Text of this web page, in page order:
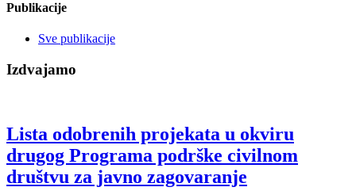
Publikacije
Sve publikacije
Izdvajamo
Lista odobrenih projekata u okviru
drugog Programa podrške civilnom
društvu za javno zagovaranje